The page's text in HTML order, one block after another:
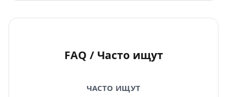
FAQ / Часто ищут
ЧАСТО ИЩУТ